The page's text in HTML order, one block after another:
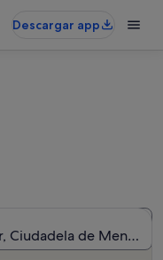
Descargar app
Ciudadela de Menorca,